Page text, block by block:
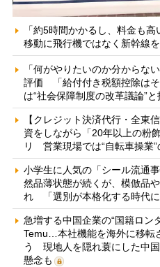
「約5時間かかるし、料金も
移動に飛行機ではなく新幹線
「何がやりたいのか分からな
評価 「給付付き税額控除は
は“社会保障制度の改革議論”と
【クレジット決済代行・全東
資をしながら「20年以上の粉
リ 営業現場では“自転車操業
小学生に人気の「シール流通
然品薄状態が続くが、模倣品
れ 「選別が本格化する時代に
急増する中国企業の“国籍ロン
Temu…本社機能を海外に移転
う 現地人を隠れ蓑にした中
懸念も